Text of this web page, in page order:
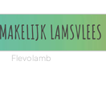
Flevolamb